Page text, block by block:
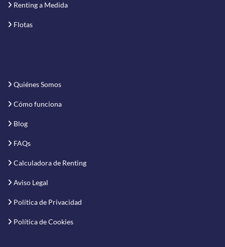
Renting a Medida
Flotas
Quiénes Somos
Cómo funciona
Blog
FAQs
Calculadora de Renting
Aviso Legal
Política de Privacidad
Política de Cookies